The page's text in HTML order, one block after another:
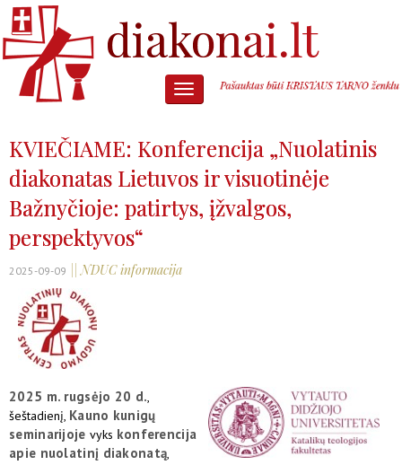
KVIEČIAME: Konferencija „Nuolatinis
diakonatas Lietuvos ir visuotinėje
Bažnyčioje: patirtys, įžvalgos,
perspektyvos“
2025-09-09 || NDUC informacija
2025 m. rugsėjo 20 d.,
šeštadienį, Kauno kunigų
seminarijoje vyks konferencija
apie nuolatinį diakonatą,